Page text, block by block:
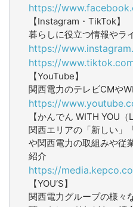
https://
【Instagram・TikTok】
暮らしに役立つ情報やラ
https://
https://
【YouTube】
関西電力のテレビCMや
https://
【かんでん WITH YOU（
関西エリアの「新しい」
や関西電力の取組みや従
紹介
https://
【YOU‘S】
関西電力グループの様々